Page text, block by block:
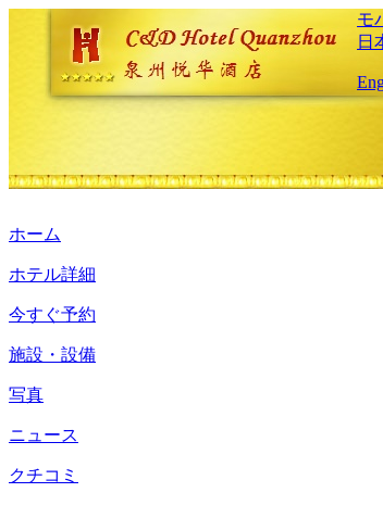
モ
日
ホーム
ホテル詳細
今すぐ予約
施設・設備
写真
ニュース
クチコミ